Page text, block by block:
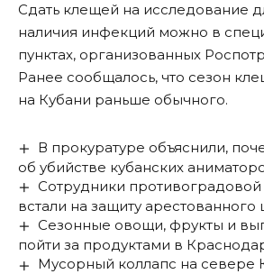
Сдать клещей на исследование
наличия инфекций можно в
пунктах, организованных
Ранее сообщалось, что сезон
на Кубани раньше обычного.
В прокуратуре объяснили,
об убийстве кубанских
Сотрудники
встали на защиту
Сезонные овощи, фрукты и
пойти за продуктами в
Мусорный коллапс на севере